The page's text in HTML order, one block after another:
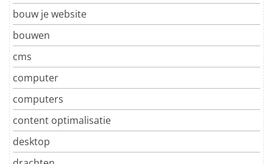
bouw je website
bouwen
cms
computer
computers
content optimalisatie
desktop